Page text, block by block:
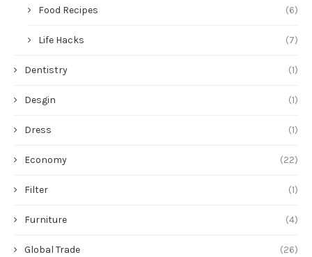
Food Recipes (6)
Life Hacks (7)
Dentistry (1)
Desgin (1)
Dress (1)
Economy (22)
Filter (1)
Furniture (4)
Global Trade (26)